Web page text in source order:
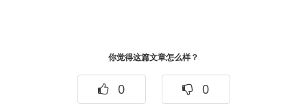
你觉得这篇文章怎么样？
0 0